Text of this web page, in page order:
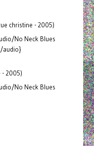
christine - 2005)
No Neck Blues
audio}
2005)
No Neck Blues